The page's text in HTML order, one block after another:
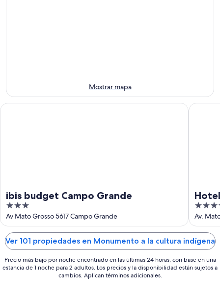
ago
-
semana,
7
Mostrar mapa
ibis budget Campo Grande
3
out
of
5
Av Mato Grosso 5617 Campo Grande
ibis budget Campo Grande
4.5
out
of
5
Av.
MS
Hotel
Ver 101 propiedades en Monumento a la cultura indígena
Precio más bajo por noche encontrado en las últimas 24 horas, con base en una
estancia de 1 noche para 2 adultos. Los precios y la disponibilidad están sujetos a
cambios. Aplican términos adicionales.